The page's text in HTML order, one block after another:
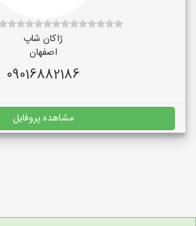
ژاکان شاپ
اصفهان
09016882186
مشاهده پروفایل